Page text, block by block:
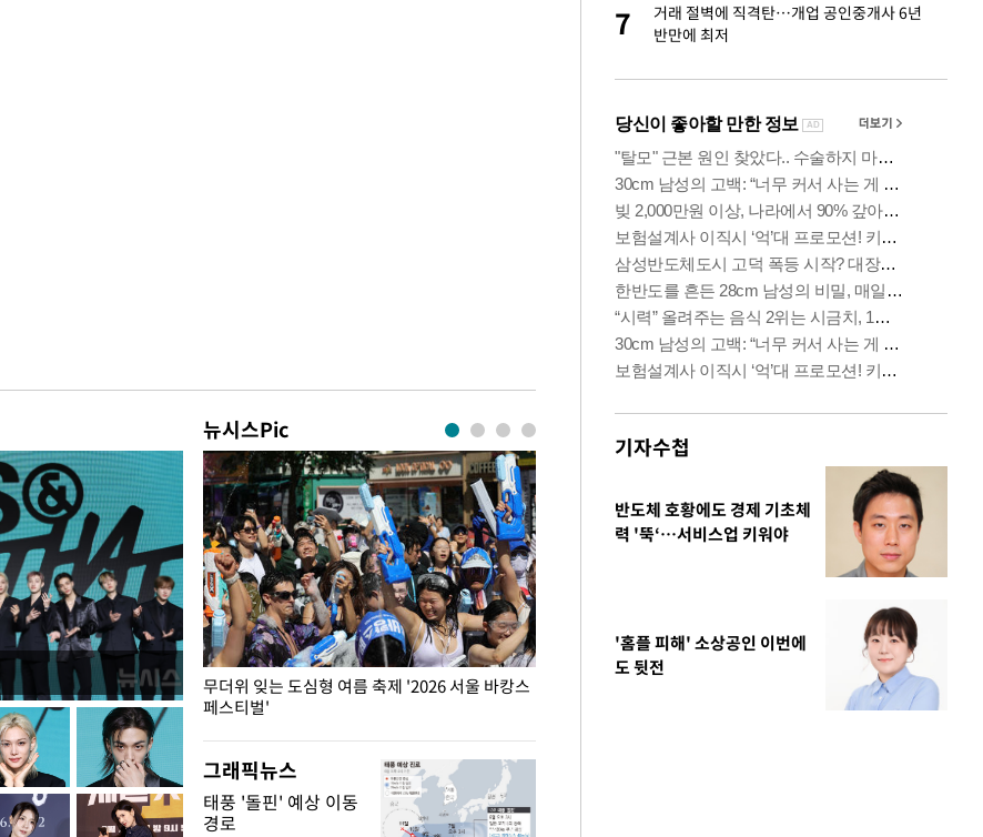
뉴시스Pic
무더위 잊는 도심형 여름 축제 '2026 서울 바캉스
페스티벌'
이번주 국회에
그래픽뉴스
태풍 '돌핀' 예상 이동
경로
7
거래 절벽에 직격탄…개업 공인중개사 6년
반만에 최저
기자수첩
반도체 호황에도 경제 기초체
력 '뚝‘…서비스업 키워야
'홈플 피해' 소상공인 이번에
도 뒷전